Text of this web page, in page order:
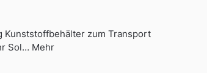
Kunststoffbehälter zum Transport
Sol… Mehr